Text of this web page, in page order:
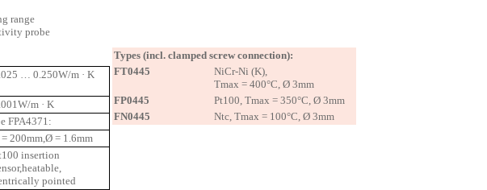
range
probe
… 0.250W/m · K
m · K
FPA4371:
200mm,Ø = 1.6mm
insertion
pointed
Types (incl. clamped screw connection):
FT0445
NiCr-Ni (K),
Tmax = 400°C, Ø 3mm
FP0445
Pt100, Tmax = 350°C, Ø 3mm
FN0445
Ntc, Tmax = 100°C, Ø 3mm